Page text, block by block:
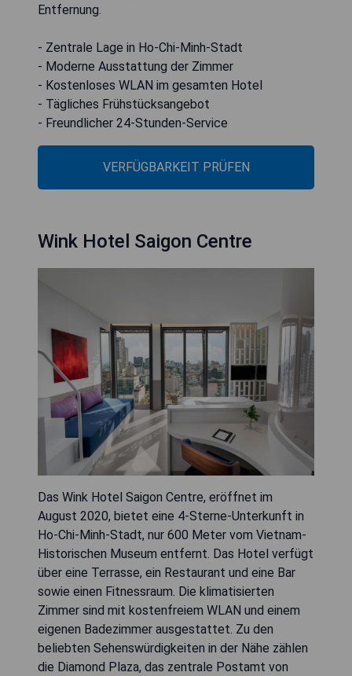
Entfernung.
- Zentrale Lage in Ho-Chi-Minh-Stadt
- Moderne Ausstattung der Zimmer
- Kostenloses WLAN im gesamten Hotel
- Tägliches Frühstücksangebot
- Freundlicher 24-Stunden-Service
VERFÜGBARKEIT PRÜFEN
Wink Hotel Saigon Centre
Das Wink Hotel Saigon Centre, eröffnet im
August 2020, bietet eine 4-Sterne-Unterkunft in
Ho-Chi-Minh-Stadt, nur 600 Meter vom Vietnam-
Historischen Museum entfernt. Das Hotel verfügt
über eine Terrasse, ein Restaurant und eine Bar
sowie einen Fitnessraum. Die klimatisierten
Zimmer sind mit kostenfreiem WLAN und einem
eigenen Badezimmer ausgestattet. Zu den
beliebten Sehenswürdigkeiten in der Nähe zählen
die Diamond Plaza, das zentrale Postamt von